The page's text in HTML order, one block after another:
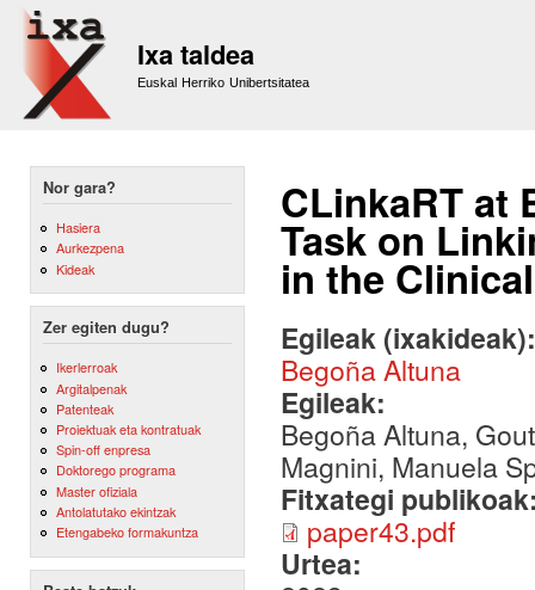
Ixa taldea
Euskal Herriko Unibertsitatea
Nor gara?
Hasiera
Aurkezpena
Kideak
Zer egiten dugu?
Ikerlerroak
Argitalpenak
Patenteak
Proiektuak eta kontratuak
Spin-off enpresa
Doktorego programa
Master ofiziala
Antolatutako ekintzak
Etengabeko formakuntza
CLinkaRT at
Task on
in the
Egileak
Begoña Altuna
Egileak:
Begoña Altuna,
Magnini, Manuela
Fitxategi
paper43.pdf
Urtea: